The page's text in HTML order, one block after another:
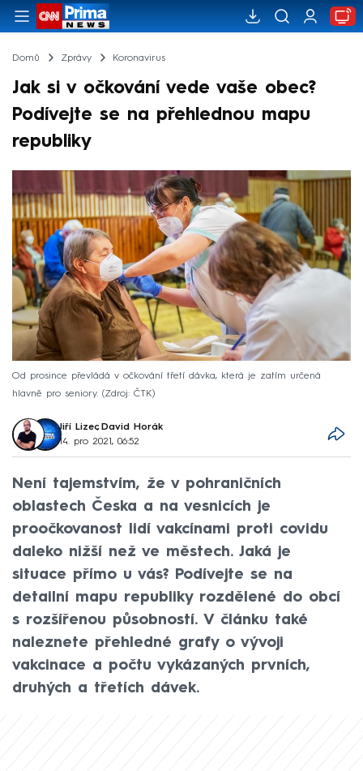
Domů Zprávy Koronavirus
Jak si v očkování vede vaše obec?
Podívejte se na přehlednou mapu
republiky
Od prosince převládá v očkování třetí dávka, která je zatím určená
hlavně pro seniory.
Zdroj: ČTK
Jiří Lizec, David Horák
14. pro 2021, 06:52
Není tajemstvím, že v pohraničních
oblastech Česka a na vesnicích je
proočkovanost lidí vakcínami proti covidu
daleko nižší než ve městech. Jaká je
situace přímo u vás? Podívejte se na
detailní mapu republiky rozdělené do obcí
s rozšířenou působností. V článku také
naleznete přehledné grafy o vývoji
vakcinace a počtu vykázaných prvních,
druhých a třetích dávek.